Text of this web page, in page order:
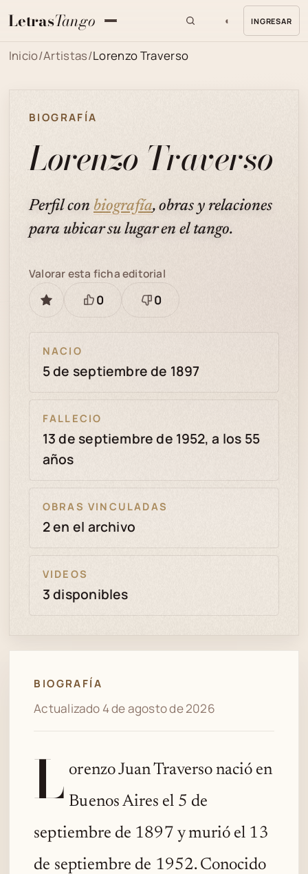
LetrasTango ◐ INGRESAR
Inicio/Artistas/Lorenzo Traverso
BIOGRAFÍA
Lorenzo Traverso
Perfil con biografía, obras y relaciones
para ubicar su lugar en el tango.
GUARDAR
Valorar esta ficha editorial
Está
0
Necesita
0
NACIO
5 de septiembre de 1897
FALLECIO
13 de septiembre de 1952, a los 55
años
OBRAS VINCULADAS
2 en el archivo
VIDEOS
3 disponibles
BIOGRAFÍA
Actualizado 4 de agosto de 2026
L orenzo Juan Traverso nació en
Buenos Aires el 5 de
septiembre de 1897 y murió el 13
de septiembre de 1952. Conocido